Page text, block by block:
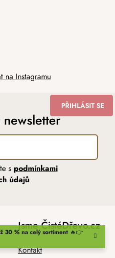
30 % na celý sortiment 🔥👉
na Instagramu
s podmínkami
údajů
PŘIHLÁSIT SE
Jsme ČistéDřevo.cz
Kontakt